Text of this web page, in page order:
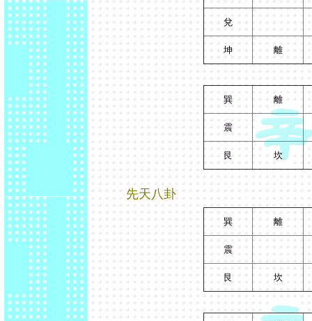
兌
坤 離
巽 離
震
艮 坎
先天八卦
巽 離
震
艮 坎